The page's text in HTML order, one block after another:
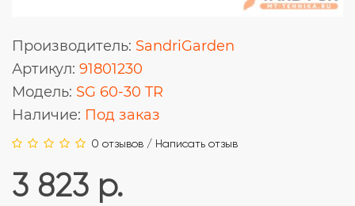
Производитель: SandriGarden
Артикул: 91801230
Модель: SG 60-30 TR
Наличие: Под заказ
0 отзывов / Написать отзыв
3 823 р.